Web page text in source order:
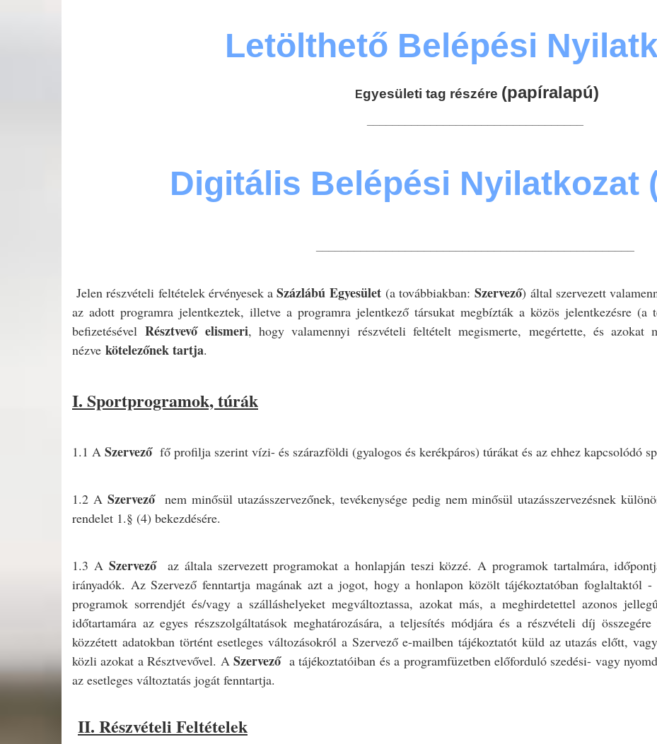
Letölthető Belépési
Egyesületi tag részére (papíralapú)
Digitális Belépési Nyilatkozat
Jelen részvételi feltételek érvényesek aSzázlábú Egyesület(a továbbiakban:Szervező) által szervezett
az adott programra jelentkeztek, illetve a programra jelentkező társukat megbízták a közös jelentkezésre (a
befizetésévelRésztvevő elismeri, hogy valamennyi részvételi feltételt megismerte, megértette, és azokat
nézve kötelezőnek tartja.
I. Sportprogramok, túrák
1.1 A Szervező fő profilja szerint vízi- és szárazföldi (gyalogos és kerékpáros) túrákat és az ehhez kapcsolódó
1.2 A Szervező
nem minősül utazásszervezőnek, tevékenysége pedig nem minősül utazásszervezésnek
rendelet 1.§ (4) bekezdésére.
1.3 A Szervező
az általa szervezett programokat a honlapján teszi közzé. A programok tartalmára,
irányadók. Az Szervező fenntartja magának azt a jogot, hogy a honlapon közölt tájékoztatóban foglaltaktól
programok sorrendjét és/vagy a szálláshelyeket megváltoztassa, azokat más, a meghirdetettel azonos
időtartamára az egyes részszolgáltatások meghatározására, a teljesítés módjára és a részvételi díj
közzétett adatokban történt esetleges változásokról a Szervező e-mailben tájékoztatót küld az utazás előtt,
közli azokat a Résztvevővel. ASzervező a tájékoztatóiban és a programfüzetben előforduló szedési- vagy
az esetleges változtatás jogát fenntartja.
II. Részvételi Feltételek